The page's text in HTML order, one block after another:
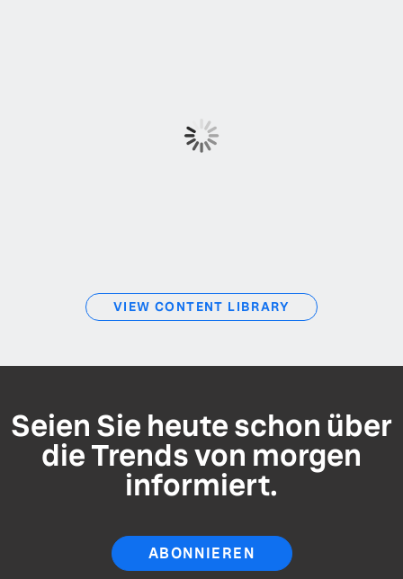
VIEW CONTENT LIBRARY
Seien Sie heute schon über
die Trends von morgen
informiert.
ABONNIEREN